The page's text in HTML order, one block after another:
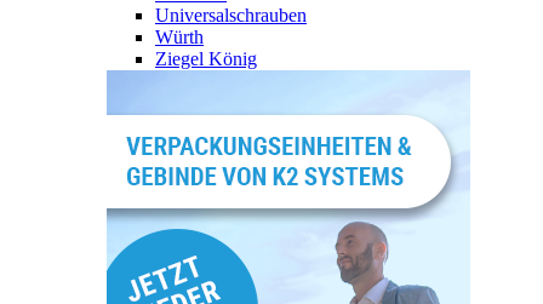
Universalschrauben
Würth
Ziegel König